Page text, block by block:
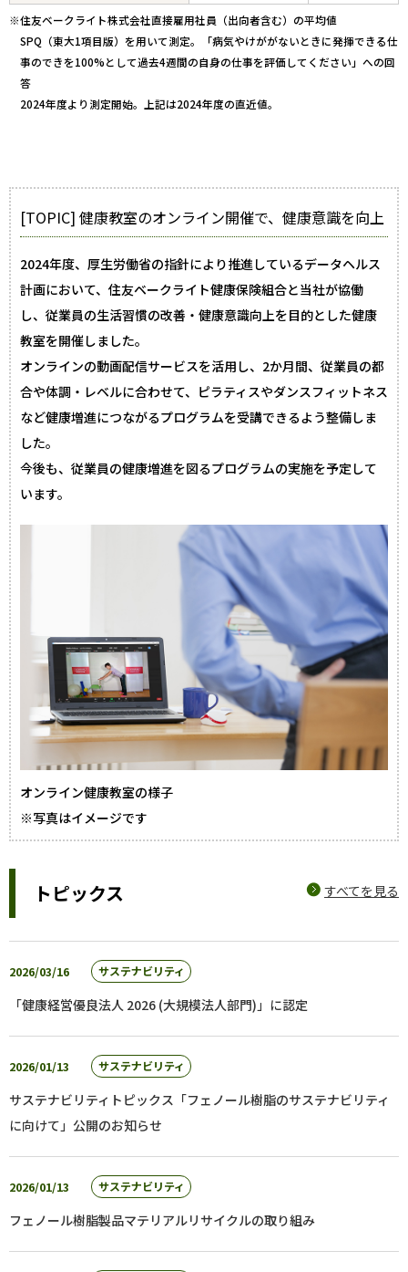
※住友ベークライト株式会社直接雇用社員（出向者含む）の平均値
SPQ（東大1項目版）を用いて測定。「病気やけががないときに発揮できる仕
事のできを100%として過去4週間の自身の仕事を評価してください」への回
答
2024年度より測定開始。上記は2024年度の直近値。
[TOPIC] 健康教室のオンライン開催で、健康意識を向上
2024年度、厚生労働省の指針により推進しているデータヘルス
計画において、住友ベークライト健康保険組合と当社が協働
し、従業員の生活習慣の改善・健康意識向上を目的とした健康
教室を開催しました。
オンラインの動画配信サービスを活用し、2か月間、従業員の都
合や体調・レベルに合わせて、ピラティスやダンスフィットネス
など健康増進につながるプログラムを受講できるよう整備しま
した。
今後も、従業員の健康増進を図るプログラムの実施を予定して
います。
オンライン健康教室の様子
※写真はイメージです
トピックス すべてを見る
2026/03/16 サステナビリティ
「健康経営優良法人 2026 (大規模法人部門)」に認定
2026/01/13 サステナビリティ
サステナビリティトピックス「フェノール樹脂のサステナビリティ
に向けて」公開のお知らせ
2026/01/13 サステナビリティ
フェノール樹脂製品マテリアルリサイクルの取り組み